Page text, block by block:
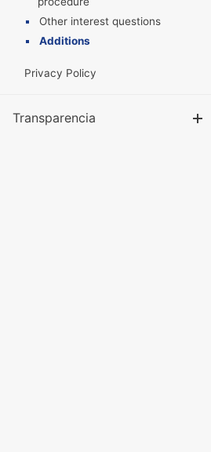
Other interest questions
Additions
Privacy Policy
Transparencia